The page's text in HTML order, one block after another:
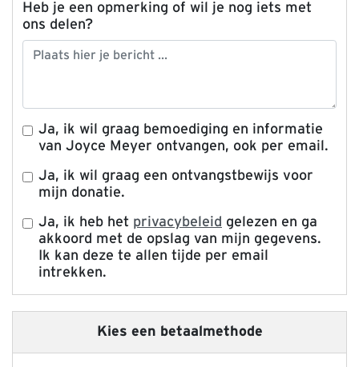
Heb je een opmerking of wil je nog iets met
ons delen?
Ja, ik wil graag bemoediging en informatie
van Joyce Meyer ontvangen, ook per email.
Ja, ik wil graag een ontvangstbewijs voor
mijn donatie.
Ja, ik heb het privacybeleid gelezen en ga
akkoord met de opslag van mijn gegevens.
Ik kan deze te allen tijde per email
intrekken.
Kies een betaalmethode